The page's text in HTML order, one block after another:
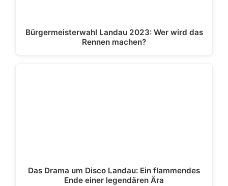
Bürgermeisterwahl Landau 2023: Wer wird das
Rennen machen?
Das Drama um Disco Landau: Ein flammendes
Ende einer legendären Ära